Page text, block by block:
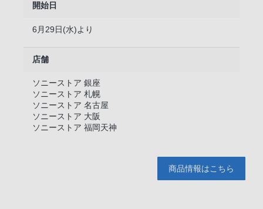
開始日
6月29日(水)より
店舗
ソニーストア 銀座
ソニーストア 札幌
ソニーストア 名古屋
ソニーストア 大阪
ソニーストア 福岡天神
商品情報はこちら